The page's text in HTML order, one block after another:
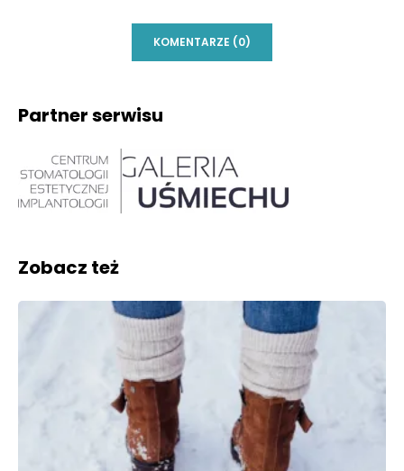
KOMENTARZE (0)
Partner serwisu
Zobacz też